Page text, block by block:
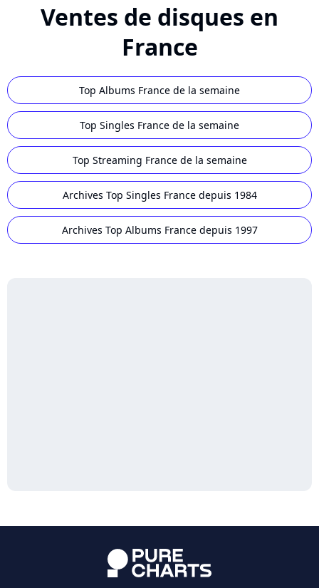
Ventes de disques en
France
Top Albums France de la semaine
Top Singles France de la semaine
Top Streaming France de la semaine
Archives Top Singles France depuis 1984
Archives Top Albums France depuis 1997